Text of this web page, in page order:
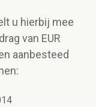
u hierbij mee
van EUR
aanbesteed